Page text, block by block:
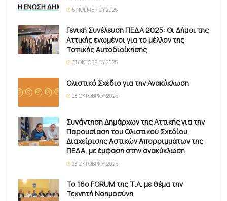
5 ΝΟΕΜΒΡΊΟΥ 2025
Γενική Συνέλευση ΠΕΔΑ 2025: Οι Δήμοι της
Αττικής ενωμένοι για το μέλλον της
Τοπικής Αυτοδιοίκησης
31 ΟΚΤΩΒΡΊΟΥ 2025
Ολιστικό Σχέδιο για την Ανακύκλωση
23 ΟΚΤΩΒΡΊΟΥ 2025
Συνάντηση Δημάρχων της Αττικής για την
Παρουσίαση του Ολιστικού Σχεδίου
Διαχείρισης Αστικών Απορριμμάτων της
ΠΕΔΑ, με έμφαση στην ανακύκλωση
23 ΟΚΤΩΒΡΊΟΥ 2025
Το 16ο FORUM της Τ.Α. με θέμα την
Τεχνητή Νοημοσύνη